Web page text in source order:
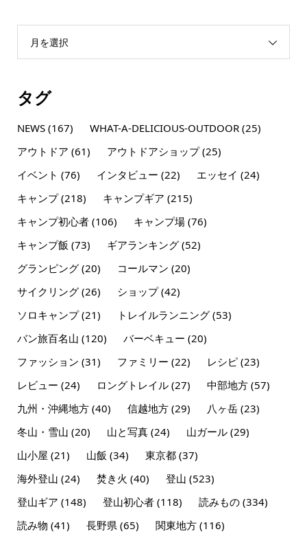
月を選択
タグ
NEWS(167) WHAT-A-DELICIOUS-OUTDOOR(25)
アウトドア (61) アウトドアショップ(25)
イベント (76) インタビュー (22) エッセイ (24)
キャンプ(218) キャンプギア (215)
キャンプ初心者(106) キャンプ場(76)
キャンプ飯 (73) ギアランキング(52)
グランピング(20) コールマン (20)
サイクリング(26) ショップ(42)
ソロキャンプ(21) トレイルランニング(53)
バン旅百名山 (120) バーベキュー (20)
ファッション (31) ファミリー (22) レシピ(23)
レビュー (24) ロングトレイル(27) 中部地方(57)
九州・沖縄地方(40) 信越地方(29) 八ヶ岳(23)
冬山・雪山 (20) 山と写真(24) 山ガール(29)
山小屋 (21) 山飯 (34) 東京都(37)
海外登山 (24) 焚き火 (40) 登山 (523)
登山ギア (148) 登山初心者(118) 読みもの(334)
読み物 (41) 長野県(65) 関東地方(116)